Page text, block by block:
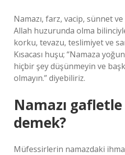
Namazı, farz, vacip, sünnet
Allah huzurunda olma
korku, tevazu, teslimiyet ve
Kısacası huşu; “Namaza
hiçbir şey düşünmeyin ve
olmayın.” diyebiliriz.
Namazı
demek?
Müfessirlerin namazdaki